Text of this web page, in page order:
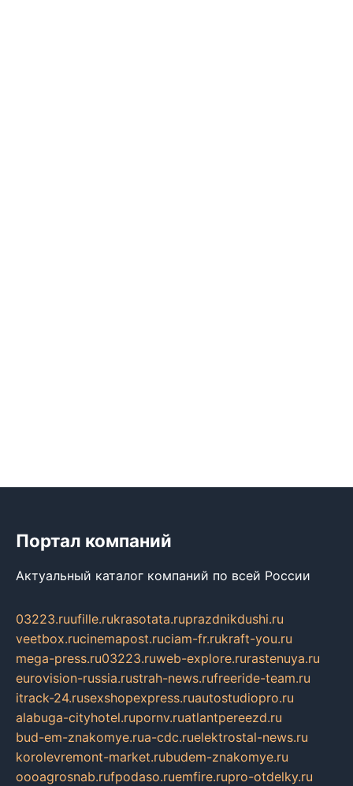
Портал компаний
Актуальный каталог компаний по всей России
03223.ruufille.rukrasotata.ruprazdnikdushi.ru
veetbox.rucinemapost.ruciam-fr.rukraft-you.ru
mega-press.ru03223.ruweb-explore.rurastenuya.ru
eurovision-russia.rustrah-news.rufreeride-team.ru
itrack-24.rusexshopexpress.ruautostudiopro.ru
alabuga-cityhotel.rupornv.ruatlantpereezd.ru
bud-em-znakomye.rua-cdc.ruelektrostal-news.ru
korolevremont-market.rubudem-znakomye.ru
oooagrosnab.rufpodaso.ruemfire.rupro-otdelky.ru